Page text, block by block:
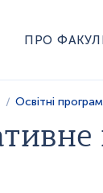
ПРО
Освітні